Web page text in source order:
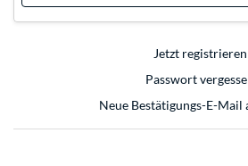
Jetzt registrieren
Passwort
Neue Bestätigungs-E-Mail